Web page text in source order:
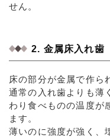
せん。
2. 金属床入れ歯
床の部分が金属で作ら
通常の入れ歯よりも薄
わり食べものの温度が
ます。
薄いのに強度が強く、